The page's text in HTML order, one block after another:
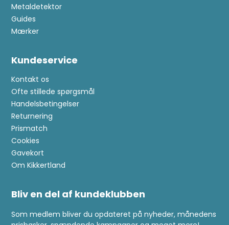
Metaldetektor
Guides
Mærker
Kundeservice
Kontakt os
Ofte stillede spørgsmål
Handelsbetingelser
Returnering
Prismatch
Cookies
Gavekort
Om Kikkertland
Bliv en del af kundeklubben
Som medlem bliver du opdateret på nyheder, månedens